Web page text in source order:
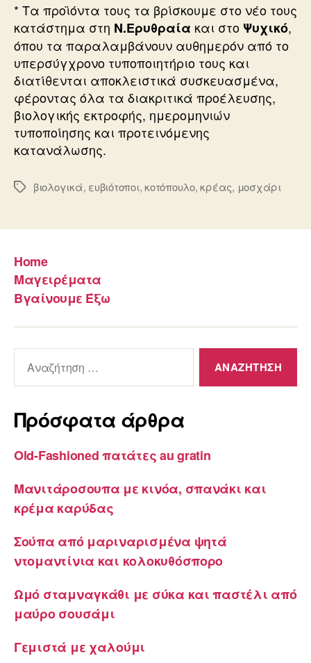
* Τα προϊόντα τους τα βρίσκουμε στο νέο τους
κατάστημα στη Ν.Ερυθραία και στο Ψυχικό,
όπου τα παραλαμβάνουν αυθημερόν από το
υπερσύγχρονο τυποποιητήριο τους και
διατίθενται αποκλειστικά συσκευασμένα,
φέροντας όλα τα διακριτικά προέλευσης,
βιολογικής εκτροφής, ημερομηνιών
τυποποίησης και προτεινόμενης
κατανάλωσης.
Ετικέτεςβιολογικά, ευβιότοποι, κοτόπουλο, κρέας, μοσχάρι
Home
Μαγειρέματα
Βγαίνουμε Έξω
για:
Πρόσφατα άρθρα
Old-Fashioned πατάτες au gratin
Μανιτάροσουπα με κινόα, σπανάκι και
κρέμα καρύδας
Σούπα από μαριναρισμένα ψητά
ντομαντίνια και κολοκυθόσπορο
Ωμό σταμναγκάθι με σύκα και παστέλι από
μαύρο σουσάμι
Γεμιστά με χαλούμι